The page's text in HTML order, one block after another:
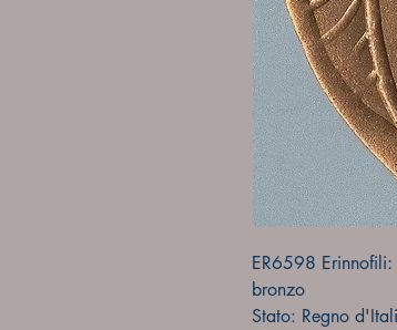
ER6598
bronzo
Stato: Regno